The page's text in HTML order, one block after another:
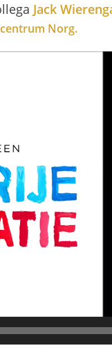
Jack
Norg.